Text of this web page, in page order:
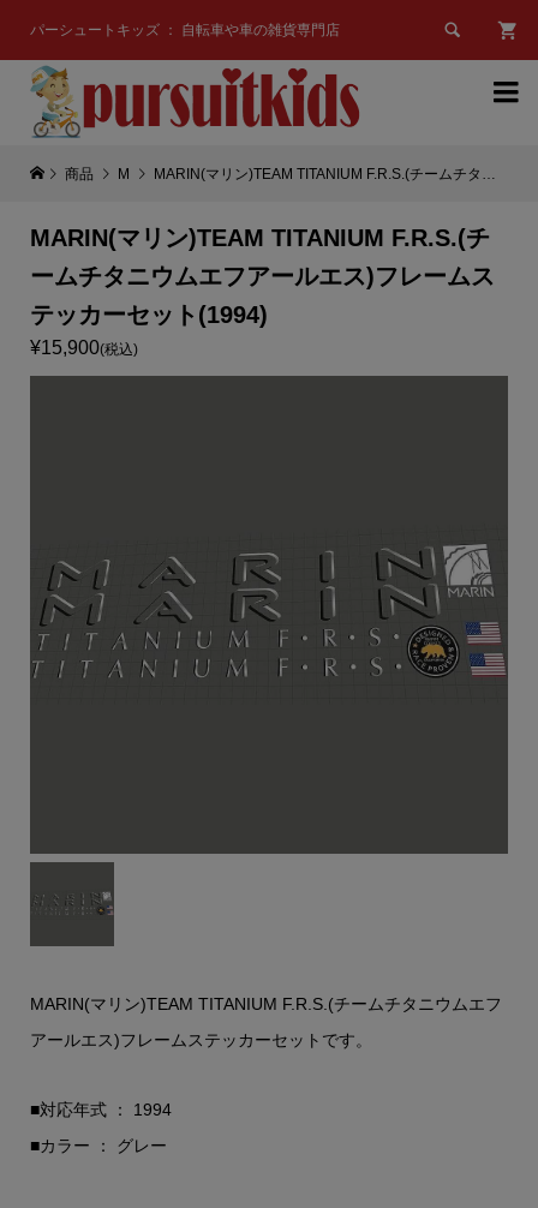
パーシュートキッズ ： 自転車や車の雑貨専門店 

商品 M MARIN(マリン)TEAM TITANIUM F.R.S.(チームチタニウムエフアールエス)フレームステッカーセット(1994)
MARIN(マリン)TEAM TITANIUM F.R.S.(チ
ームチタニウムエフアールエス)フレームス
テッカーセット(1994)
¥15,900(税込)
MARIN(マリン)TEAM TITANIUM F.R.S.(チームチタニウムエフ
アールエス)フレームステッカーセットです。
■対応年式 ： 1994
■カラー ： グレー